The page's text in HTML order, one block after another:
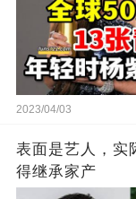
2023/04/03
表面是艺人，实
得继承家产